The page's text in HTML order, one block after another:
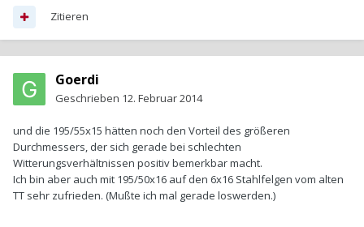
Zitieren
Goerdi
Geschrieben 12. Februar 2014
und die 195/55x15 hätten noch den Vorteil des größeren
Durchmessers, der sich gerade bei schlechten
Witterungsverhältnissen positiv bemerkbar macht.
Ich bin aber auch mit 195/50x16 auf den 6x16 Stahlfelgen vom alten
TT sehr zufrieden. (Mußte ich mal gerade loswerden.)